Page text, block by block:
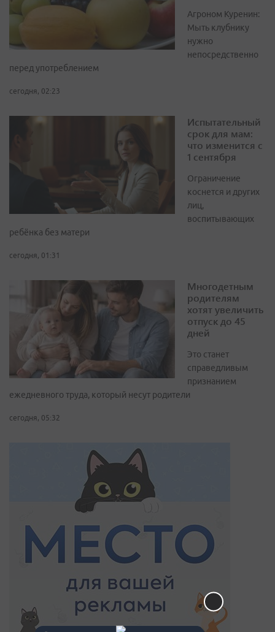
Агроном Куренин:
Мыть клубнику
нужно
непосредственно
перед употреблением
сегодня, 02:23
Испытательный
срок для мам:
что изменится с
1 сентября
Ограничение
коснется и других
лиц,
воспитывающих
ребёнка без матери
сегодня, 01:31
Многодетным
родителям
хотят увеличить
отпуск до 45
дней
Это станет
справедливым
признанием
ежедневного труда, который несут родители
сегодня, 05:32